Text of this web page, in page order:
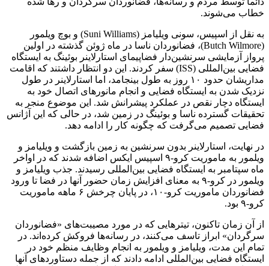
خطاب می‌شوند.
به نقل از اسپیس، سونی ویلیامز (Suni Williams) و بوچ ویلمور
(Butch Wilmore)، فضانوردان ناسا در ماه ژوئن گذشته در اولین
پرواز آزمایشی سرنشین‌دار فضاپیمای استارلاینر بوئینگ به ایستگاه
فضایی بین‌المللی (ISS) سفر کردند. این دو انتظار داشتند که اقامت
مداریشان حدود ۱۰ روز به طول بینجامد، اما استارلاینر در طول
نزدیک شدن به ایستگاه فضایی و انجام مانورهای اتصال خود به
ایستگاه دچار نقص در عملکرد پیشرانش شد. این موضوع منجر به
تحقیقات گسترده ناسا و بوئینگ در زمین شد، در حالی که این آژانس
فضایی تصمیم می‌گرفت که چگونه کار را ادامه دهد.
در نهایت، استارلاینر بدون سرنشین به زمین بازگشت و ویلیامز و
ویلمور به ماموریت کرو-۹ اسپیس ایکس اضافه شدند که در اواخر
ماه سپتامبر به ایستگاه فضایی بین‌المللی رسیدند. جذب ویلیامز و
ویلمور در کرو-۹ به معنای افزایش زمان حضور آنها در فضا تا ورود
فضانوردان ماموریت کرو-۱۰، در پایان چرخش ۶ ماهه ماموریت
کرو-۹ بود.
از آن زمان تاکنون، تیترهایی که در مورد مصیبت‌های «فضانوردان
سرگردان» ابراز تاسف می‌کنند، در رسانه‌ها فروکش کرده‌اند. در
تمام این مدت، ویلیامز و ویلمور به انجام وظایف منظم خود در
ایستگاه فضایی بین‌المللی ادامه دادند که از جمله دستاوردهای آنها